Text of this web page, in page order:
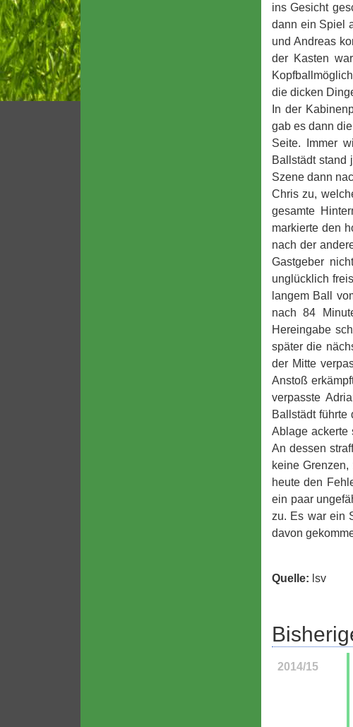
ins Gesicht
dann ein Spiel
und Andreas
der Kasten
die dicken
In der
gab es dann
Seite. Immer
Ballstädt stand
Szene dann
Chris zu,
gesamte
markierte den
nach der
Gastgeber
unglücklich
langem Ball
nach 84
Hereingabe
später die
der Mitte
Anstoß
verpasste
Ballstädt
Ablage ackerte
An dessen
keine
heute den
ein paar
zu. Es war ein
davon
Quelle: lsv
2014/15